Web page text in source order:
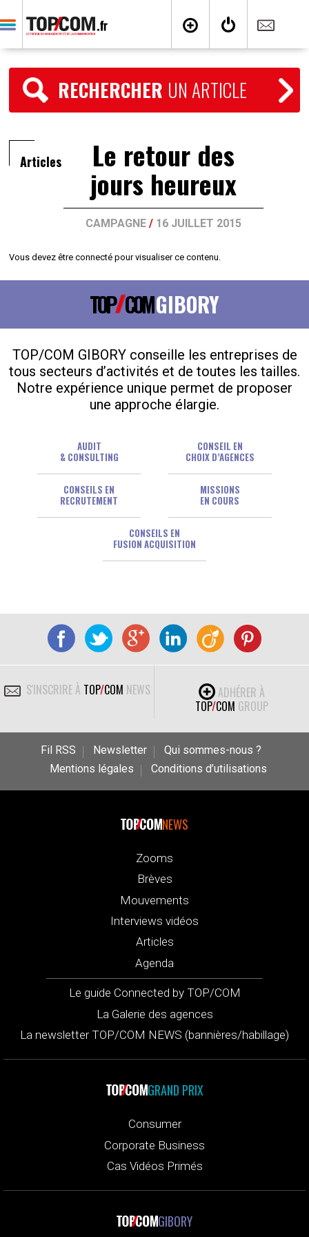
RECHERCHER UN ARTICLE
Articles Le retour des
jours heureux
CAMPAGNE/ 16 JUILLET 2015
Vous devez être connecté pour visualiser ce contenu.
TOP COMGIBORY
TOP/COM GIBORY conseille les entreprises de
tous secteurs d’activités et de toutes les tailles.
Notre expérience unique permet de proposer
une approche élargie.
AUDIT
& CONSULTING
CONSEIL EN
CHOIX D’AGENCES
CONSEILS EN
RECRUTEMENT
MISSIONS
EN COURS
CONSEILS EN
FUSION ACQUISITION
S'INSCRIRE À TOP/COM NEWS
ADHÉRER À
TOP/COM GROUP
Fil RSS Newsletter
Qui sommes-nous ?
Mentions légales
Conditions d’utilisations
NEWS
Zooms
Brèves
Mouvements
Interviews vidéos
Articles
Agenda
Le guide Connected by TOP/COM
La Galerie des agences
La newsletter TOP/COM NEWS (bannières/habillage)
GRAND PRIX
Consumer
Corporate Business
Cas Vidéos Primés
GIBORY